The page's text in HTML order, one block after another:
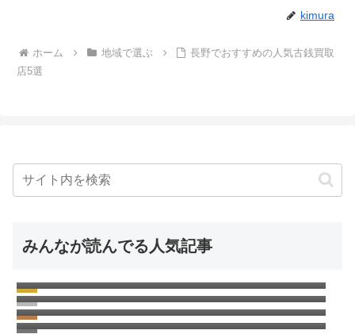
kimura
ホーム 地域で選ぶ
長野でおすすめの人気古銭買取
店5選
みんなが読んでる人気記事
昭和64年硬貨の価値と買取相場！幻の1週間
硬貨の価値
昭和24年の5円硬貨の価値と買取相場！高く
売れる？
高く売れる50円玉の価値と買取相場はどれく
らい？
500円記念硬貨の価値と買取相場！種類別一
覧表